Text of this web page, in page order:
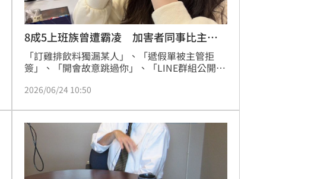
8成5上班族曾遭霸凌 加害者同事比主管
多
「訂雞排飲料獨漏某人」、「遞假單被主管拒
簽」、「開會故意跳過你」、「LINE群組公開罵
化，遇到也選擇默默吞下。但隨著7月1日「職場
項子法及配套措施，未來企業若知悉霸凌事件卻
未依法處理，最高不僅面臨行政責任，嚴重者甚
至可能影響企業形象與人才招募。
2026/06/24 10:50